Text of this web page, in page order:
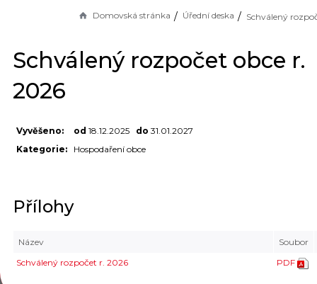
Domovská stránka Úřední deska
Schválený rozpočet obce r.
2026
Vyvěšeno: od 18.12.2025 do 31.01.2027
Kategorie:
Hospodaření obce
Přílohy
Název
Soubor
Schválený rozpočet r. 2026
PDF